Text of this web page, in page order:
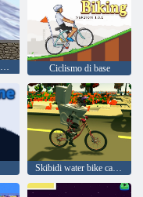
Bike Dash Speed & Balance Race Ciclismo di base
Skibidi water bike cavalca